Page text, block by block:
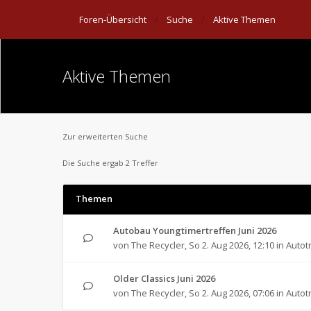
Foren-Übersicht Suche Aktive Themen
Aktive Themen
Zur erweiterten Suche
Die Suche ergab 2 Treffer
Themen
Autobau Youngtimertreffen Juni 2026
von The Recycler, So 2. Aug 2026, 12:10 in
Older Classics Juni 2026
von The Recycler, So 2. Aug 2026, 07:06 in